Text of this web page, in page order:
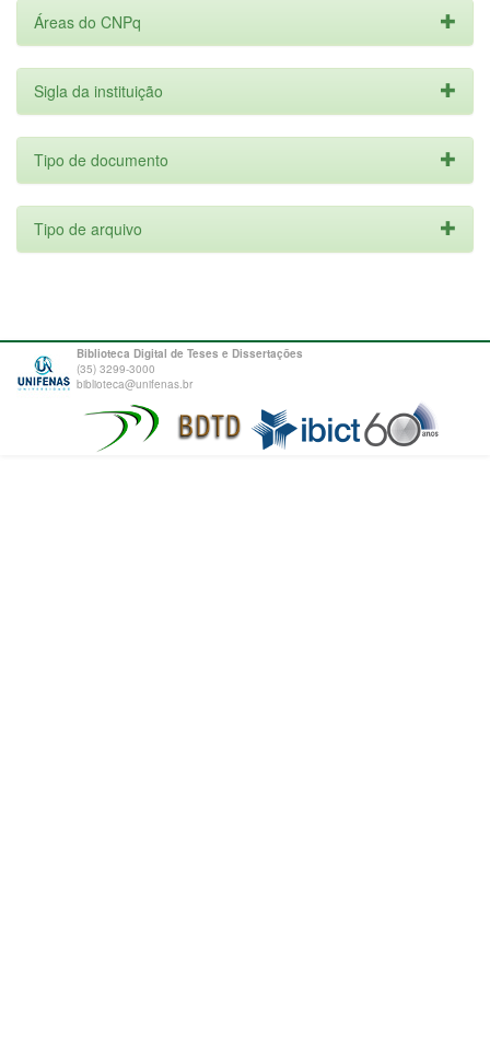
Áreas do CNPq
Sigla da instituição
Tipo de documento
Tipo de arquivo
Biblioteca Digital de Teses e Dissertações
(35) 3299-3000
biblioteca@unifenas.br